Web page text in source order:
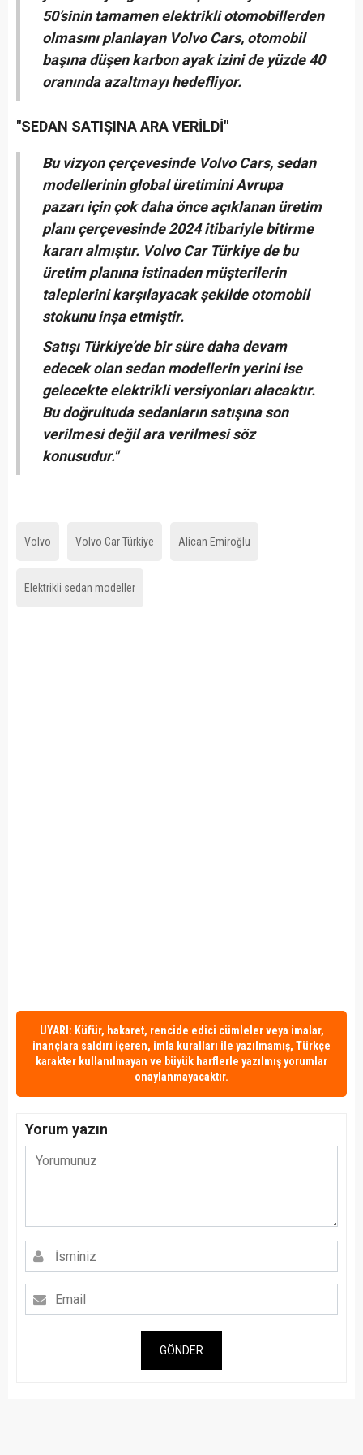
50’sinin tamamen elektrikli otomobillerden
olmasını planlayan Volvo Cars, otomobil
başına düşen karbon ayak izini de yüzde 40
oranında azaltmayı hedefliyor.
"SEDAN SATIŞINA ARA VERİLDİ"
Bu vizyon çerçevesinde Volvo Cars, sedan
modellerinin global üretimini Avrupa
pazarı için çok daha önce açıklanan üretim
planı çerçevesinde 2024 itibariyle bitirme
kararı almıştır. Volvo Car Türkiye de bu
üretim planına istinaden müşterilerin
taleplerini karşılayacak şekilde otomobil
stokunu inşa etmiştir.
Satışı Türkiye’de bir süre daha devam
edecek olan sedan modellerin yerini ise
gelecekte elektrikli versiyonları alacaktır.
Bu doğrultuda sedanların satışına son
verilmesi değil ara verilmesi söz
konusudur."
Volvo Volvo Car Türkiye Alican Emiroğlu
Elektrikli sedan modeller
UYARI: Küfür, hakaret, rencide edici cümleler veya imalar,
inançlara saldırı içeren, imla kuralları ile yazılmamış, Türkçe
karakter kullanılmayan ve büyük harflerle yazılmış yorumlar
onaylanmayacaktır.
Yorum yazın
GÖNDER